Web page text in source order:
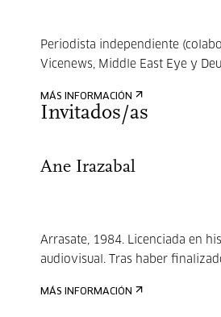
Periodista independiente
Vicenews, Middle East Eye y
MÁS INFORMACIÓN
Invitados/as
Ane Irazabal
Arrasate, 1984. Licenciada en
audiovisual. Tras haber
MÁS INFORMACIÓN